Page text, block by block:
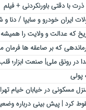
با دقتی باورنکردنی + فیلم
ایران خودرو و سایپا / دنا و
که عدالت و ولایت را همیشه
که بر صاعقه ها
در رونق ملی| صنعت ابزار؛
مسکونی در خیابان خیام
کرد | پیش بینی درباره